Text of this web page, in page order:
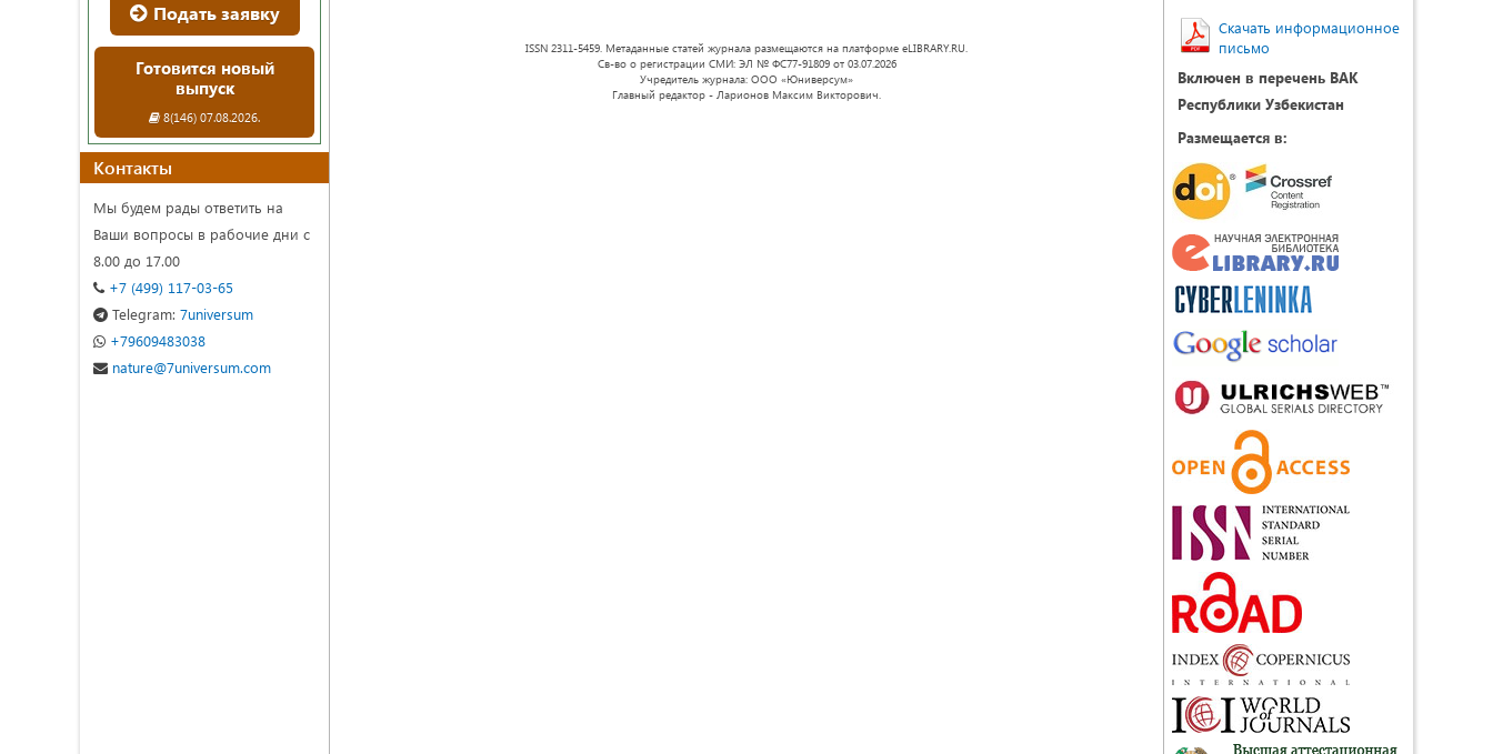
ISSN 2311-5459. Метаданные статей журнала размещаются на платформе eLIBRARY.RU.
Св-во о регистрации СМИ: ЭЛ № ФС77-91809 от 03.07.2026
Учредитель журнала: ООО «Юниверсум»
Главный редактор - Ларионов Максим Викторович.
Подать заявку
Готовится новый
выпуск
8(146) 07.08.2026.
Контакты
Мы будем рады ответить на
Ваши вопросы в рабочие дни с
8.00 до 17.00
+7 (499) 117-03-65
Telegram: 7universum
+79609483038
nature@7universum.com
Скачать информационное
письмо
Включен в перечень ВАК
Республики Узбекистан
Размещается в: